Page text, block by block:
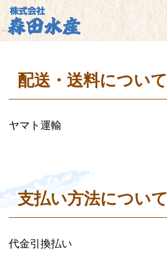
配送・送料について
ヤマト運輸
支払い方法について
代金引換払い